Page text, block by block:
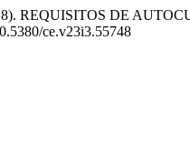
REQUISITOS DE
ce.v23i3.55748